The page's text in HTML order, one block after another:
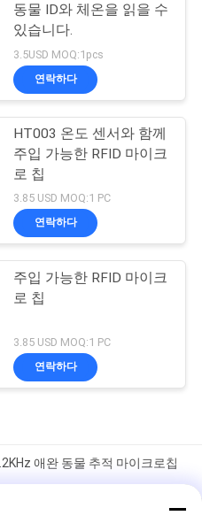
동물 ID와 체온을 읽을 수
있습니다.
3.5USD MOQ:1pcs
연락하다
HT003 온도 센서와 함께
주입 가능한 RFID 마이크
로 칩
3.85 USD MOQ:1 PC
연락하다
주입 가능한 RFID 마이크
로 칩
3.85 USD MOQ:1 PC
연락하다
애완 동물 추적 마이크로칩
응답기를 위한 ISO 표준 마이크